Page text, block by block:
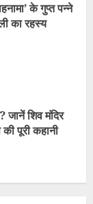
के गुप्त पन्ने
का रहस्य
जानें शिव मंदिर
पूरी कहानी